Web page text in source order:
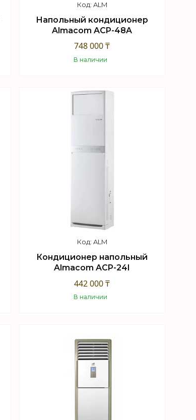
ALM
Напольный кондиционер
Almacom ACP-48A
748 000 ₸
В наличии
Купить
ALM
Кондиционер напольный
Almacom ACP-24I
442 000 ₸
В наличии